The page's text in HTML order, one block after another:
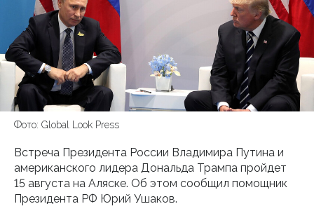
Фото: Global Look Press
Встреча Президента России Владимира Путина и
американского лидера Дональда Трампа пройдет
15 августа на Аляске. Об этом сообщил помощник
Президента РФ Юрий Ушаков.